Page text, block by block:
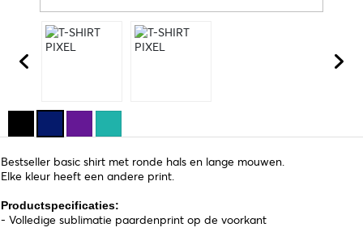
Bestseller basic shirt met ronde hals en lange mouwen.
Elke kleur heeft een andere print.
Productspecificaties:
- Volledige sublimatie paardenprint op de voorkant